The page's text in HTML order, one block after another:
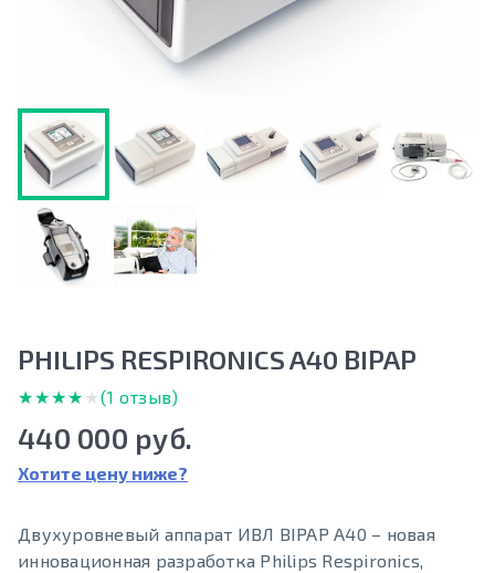
PHILIPS RESPIRONICS A40 BIPAP
★★★★★
★★★★★(1 отзыв)
440 000 руб.
Хотите цену ниже?
Двухуровневый аппарат ИВЛ BIPAP A40 – новая
инновационная разработка Philips Respironics,